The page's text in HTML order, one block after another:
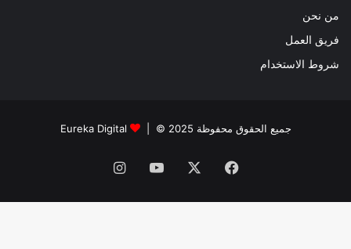
من نحن
فريق العمل
شروط الاستخدام
جميع الحقوق محفوظة 2025 © | Eureka Digital
فيسبوك ‫YouTube